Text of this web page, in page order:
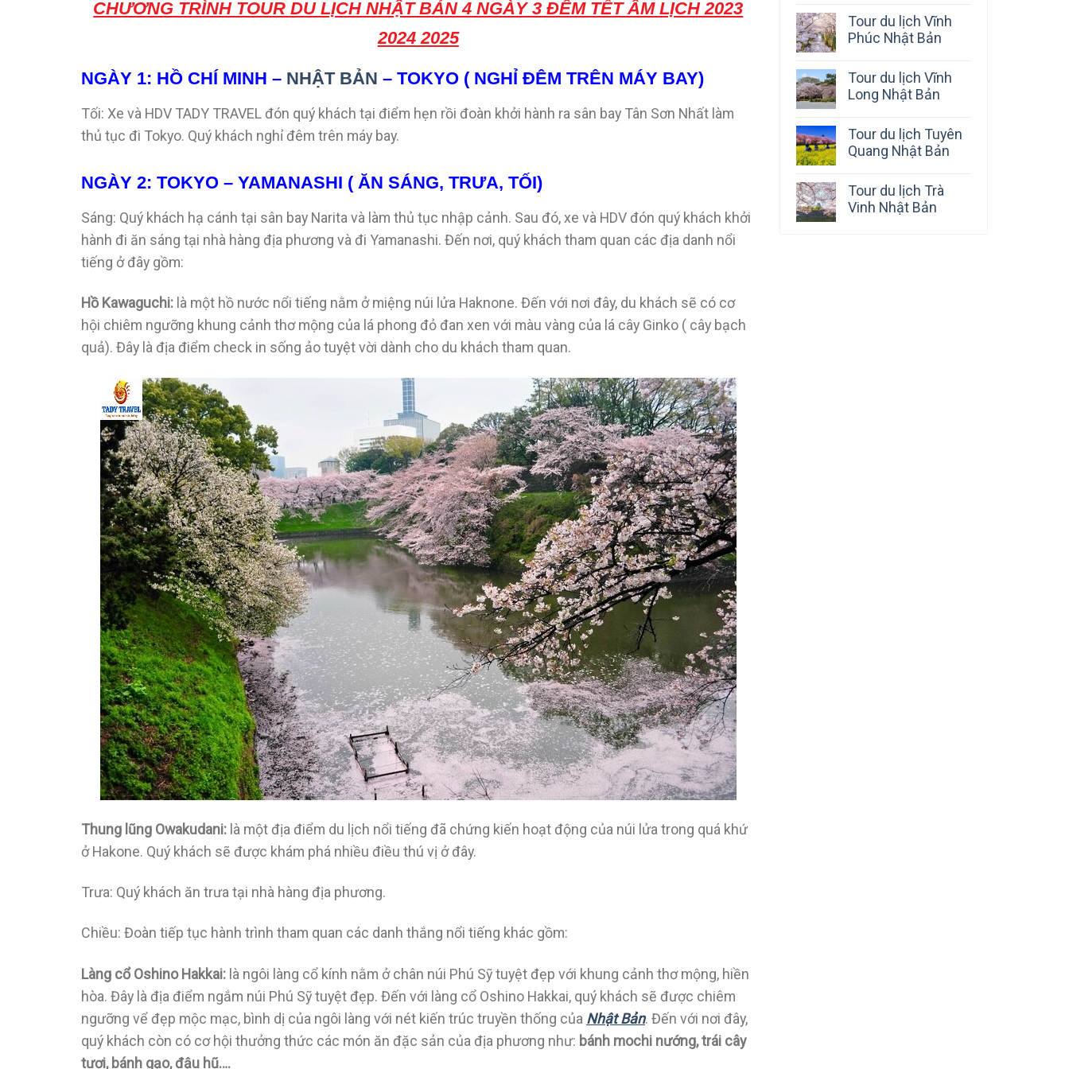
CHƯƠNG TRÌNH TOUR DU LỊCH NHẬT BẢN 4 NGÀY 3 ĐÊM TẾT ÂM LỊCH 2023
2024 2025
NGÀY 1: HỒ CHÍ MINH – NHẬT BẢN – TOKYO ( NGHỈ ĐÊM TRÊN MÁY BAY)
Tối: Xe và HDV TADY TRAVEL đón quý khách tại điểm hẹn rồi đoàn khởi hành ra sân bay Tân Sơn Nhất làm
thủ tục đi Tokyo. Quý khách nghỉ đêm trên máy bay.
NGÀY 2: TOKYO – YAMANASHI ( ĂN SÁNG, TRƯA, TỐI)
Sáng: Quý khách hạ cánh tại sân bay Narita và làm thủ tục nhập cảnh. Sau đó, xe và HDV đón quý khách khởi
hành đi ăn sáng tại nhà hàng địa phương và đi Yamanashi. Đến nơi, quý khách tham quan các địa danh nổi
tiếng ở đây gồm:
Hồ Kawaguchi: là một hồ nước nổi tiếng nằm ở miệng núi lửa Haknone. Đến với nơi đây, du khách sẽ có cơ
hội chiêm ngưỡng khung cảnh thơ mộng của lá phong đỏ đan xen với màu vàng của lá cây Ginko ( cây bạch
quả). Đây là địa điểm check in sống ảo tuyệt vời dành cho du khách tham quan.
Thung lũng Owakudani: là một địa điểm du lịch nổi tiếng đã chứng kiến hoạt động của núi lửa trong quá khứ
ở Hakone. Quý khách sẽ được khám phá nhiều điều thú vị ở đây.
Trưa: Quý khách ăn trưa tại nhà hàng địa phương.
Chiều: Đoàn tiếp tục hành trình tham quan các danh thắng nổi tiếng khác gồm:
Làng cổ Oshino Hakkai: là ngôi làng cổ kính nằm ở chân núi Phú Sỹ tuyệt đẹp với khung cảnh thơ mộng, hiền
hòa. Đây là địa điểm ngắm núi Phú Sỹ tuyệt đẹp. Đến với làng cổ Oshino Hakkai, quý khách sẽ được chiêm
ngưỡng vể đẹp mộc mạc, bình dị của ngôi làng với nét kiến trúc truyền thống của Nhật Bản. Đến với nơi đây,
quý khách còn có cơ hội thưởng thức các món ăn đặc sản của địa phương như: bánh mochi nướng, trái cây
tươi, bánh gạo, đậu hũ….
Tour du lịch Vĩnh
Phúc Nhật Bản
Tour du lịch Vĩnh
Long Nhật Bản
Tour du lịch Tuyên
Quang Nhật Bản
Tour du lịch Trà
Vinh Nhật Bản